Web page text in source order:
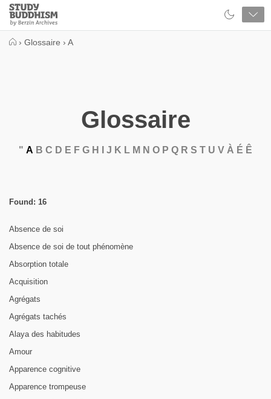
Close
Study
Buddhism
› Glossaire › A
Glossaire
" A B C D E F G H J K L M N O P Q R S T U V À É Ê
Found: 16
Absence de soi
Absence de soi de tout phénomène
Absorption totale
Acquisition
Agrégats
Agrégats tachés
Alaya des habitudes
Amour
Apparence cognitive
Apparence trompeuse